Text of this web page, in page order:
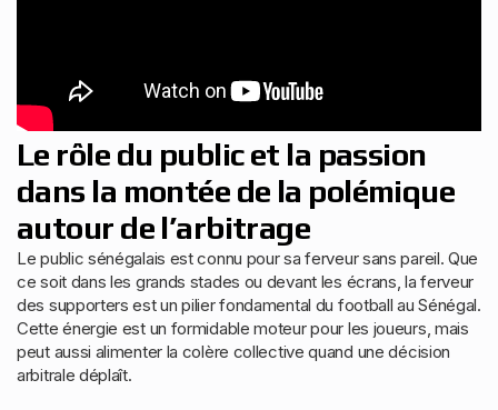
Le rôle du public et la passion
dans la montée de la polémique
autour de l’arbitrage
Le public sénégalais est connu pour sa ferveur sans pareil. Que
ce soit dans les grands stades ou devant les écrans, la ferveur
des supporters est un pilier fondamental du football au Sénégal.
Cette énergie est un formidable moteur pour les joueurs, mais
peut aussi alimenter la colère collective quand une décision
arbitrale déplaît.